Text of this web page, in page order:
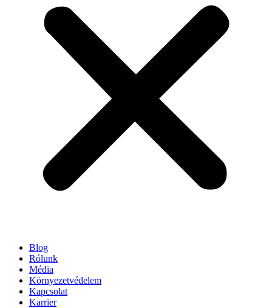
Blog
Rólunk
Média
Környezetvédelem
Kapcsolat
Karrier